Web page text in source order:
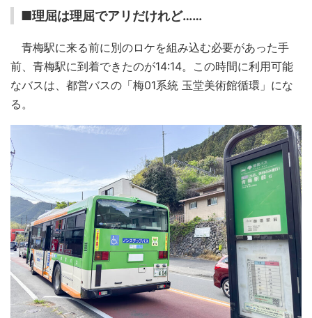
■理屈は理屈でアリだけれど……
青梅駅に来る前に別のロケを組み込む必要があった手
前、青梅駅に到着できたのが14:14。この時間に利用可能
なバスは、都営バスの「梅01系統 玉堂美術館循環」にな
る。